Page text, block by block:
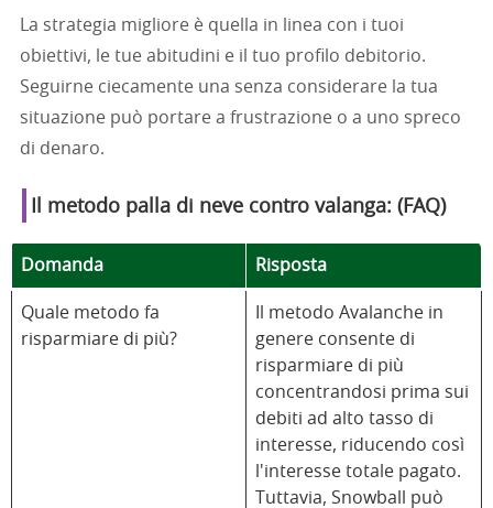
La strategia migliore è quella in linea con i tuoi
obiettivi, le tue abitudini e il tuo profilo debitorio.
Seguirne ciecamente una senza considerare la tua
situazione può portare a frustrazione o a uno spreco
di denaro.
Il metodo palla di neve contro valanga: (FAQ)
Domanda Risposta
Quale metodo fa
risparmiare di più?
Il metodo Avalanche in
genere consente di
risparmiare di più
concentrandosi prima sui
debiti ad alto tasso di
interesse, riducendo così
l'interesse totale pagato.
Tuttavia, Snowball può